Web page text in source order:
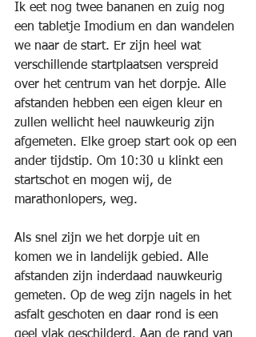
Ik eet nog twee bananen en zuig nog
een tabletje Imodium en dan wandelen
we naar de start. Er zijn heel wat
verschillende startplaatsen verspreid
over het centrum van het dorpje. Alle
afstanden hebben een eigen kleur en
zullen wellicht heel nauwkeurig zijn
afgemeten. Elke groep start ook op een
ander tijdstip. Om 10:30 u klinkt een
startschot en mogen wij, de
marathonlopers, weg.
Als snel zijn we het dorpje uit en
komen we in landelijk gebied. Alle
afstanden zijn inderdaad nauwkeurig
gemeten. Op de weg zijn nagels in het
asfalt geschoten en daar rond is een